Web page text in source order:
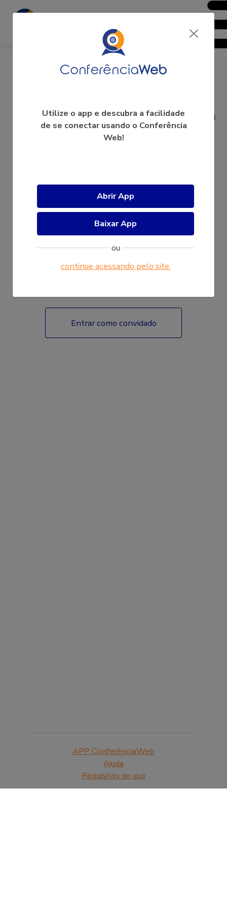
NUSC- Núcleo de Saúde Coletiva
A videoconferência ainda não começou.
Entrar como convidado
APP ConferênciaWeb
Ajuda
Requisitos de uso
Utilize o app e descubra a facilidade
de se conectar usando o Conferência
Web!
Abrir App
Baixar App
ou
continue acessando pelo site.